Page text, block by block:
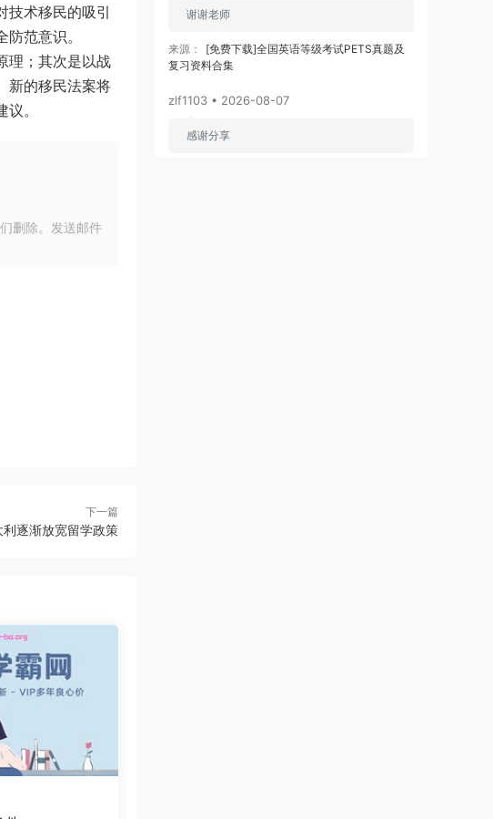
术移民的吸引
全防范意识。
理；其次是以战
新的移民法案将
。
删除。发送邮件
下一篇
利逐渐放宽留学政策
谢谢老师
来源：
[免费下载]全国英语等级考试PETS真题及
复习资料合集
zlf1103 • 2026-08-07
感谢分享